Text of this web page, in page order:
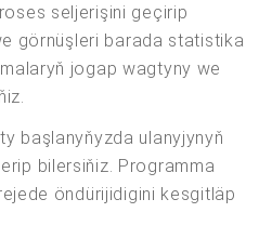
seljerişini geçirip
görnüşleri barada statistika
jogap wagtyny we
başlanyňyzda ulanyjynyň
bilersiňiz. Programma
öndürijidigini kesgitläp